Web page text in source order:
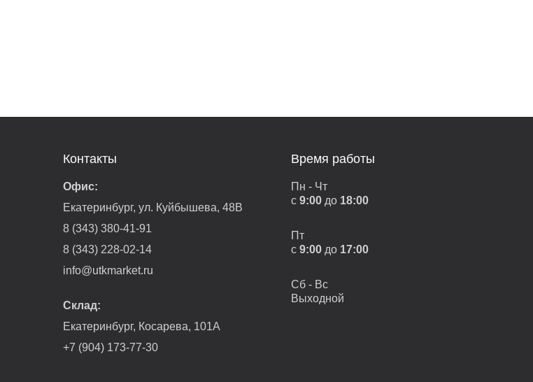
Контакты
Офис:
Екатеринбург, ул. Куйбышева, 48В
8 (343) 380-41-91
8 (343) 228-02-14
info@utkmarket.ru
Склад:
Екатеринбург, Косарева, 101А
+7 (904) 173-77-30
Время работы
Пн - Чт
с 9:00 до 18:00
Пт
с 9:00 до 17:00
Сб - Вс
Выходной